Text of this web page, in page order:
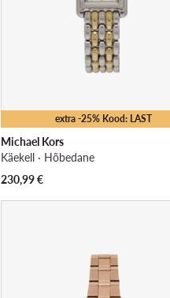
extra -25% Kood: LAST
Michael Kors
Käekell · Hõbedane
230,99€